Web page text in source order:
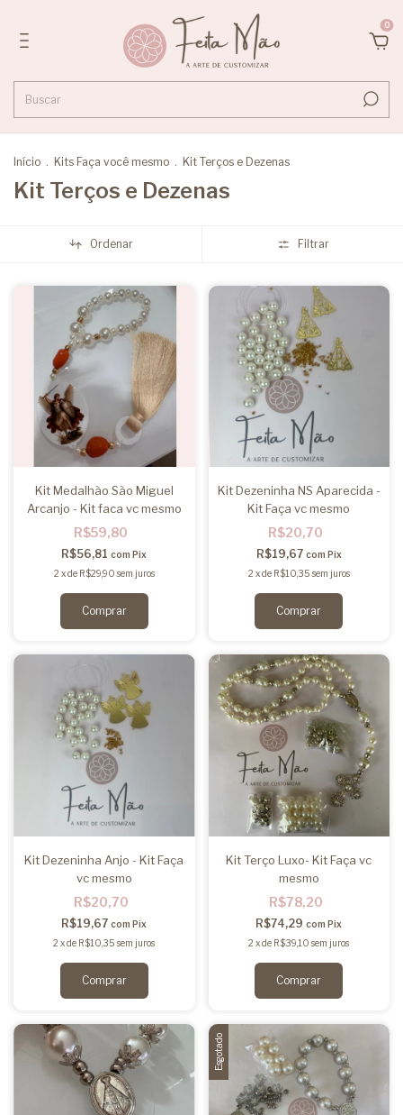
0
Início . Kits Faça você mesmo . Kit Terços e Dezenas
Kit Terços e Dezenas
Ordenar Filtrar
Kit Medalhão São Miguel
Arcanjo - Kit faca vc mesmo
R$59,80
R$56,81com Pix
2 xde R$29,90 sem juros
Kit Dezeninha NS Aparecida -
Kit Faça vc mesmo
R$20,70
R$19,67 com Pix
2 xde R$10,35 sem juros
Kit Dezeninha Anjo - Kit Faça
vc mesmo
R$20,70
R$19,67com Pix
2 xde R$10,35 sem juros
Kit Terço Luxo- Kit Faça vc
mesmo
R$78,20
R$74,29com Pix
2 xde R$39,10 sem juros
Esgotado